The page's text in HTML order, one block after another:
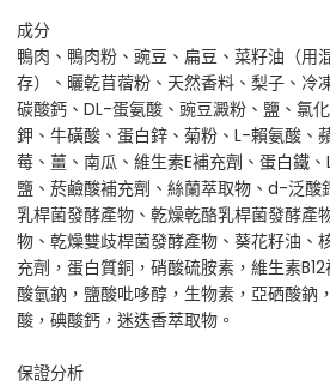
成分
鴨肉、鴨肉粉、豌豆、扁豆、菜籽油（用
存）、曬乾苜蓿粉、天然香料、梨子、冷
碳酸鈣、DL-蛋氨酸、豌豆澱粉、鹽、氯
鉀、牛磺酸、蛋白鋅、菊粉、L-賴氨酸、
莓、薑、南瓜、維生素E補充劑、蛋白鐵
鹽、菸鹼酸補充劑、絲蘭萃取物、d-泛酸
乳桿菌發酵產物、乾燥乾酪乳桿菌發酵產
物、乾燥雙歧桿菌發酵產物、葵花籽油、
充劑，蛋白質銅，硝酸硫胺素，維生素
酸氫鈉，鹽酸吡哆醇，生物素，亞硒酸鈉
酸，碘酸鈣，迷迭香萃取物。
保證分析